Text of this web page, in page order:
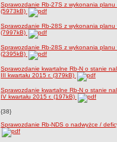
Sprawozdanie Rb-27S z wykonania
(5973kB)
Sprawozdanie Rb-28S z wykonania
(7997kB)
Sprawozdanie Rb-28S z wykonania
(2395kB)
Sprawozdanie kwartalne Rb-N o stanie
III kwartału 2015 r. (379kB)
Sprawozdanie kwartalne Rb-N o stanie
IV kwartału 2015 r. (197kB)
{38}
Sprawozdanie Rb-NDS o nadwyżce /